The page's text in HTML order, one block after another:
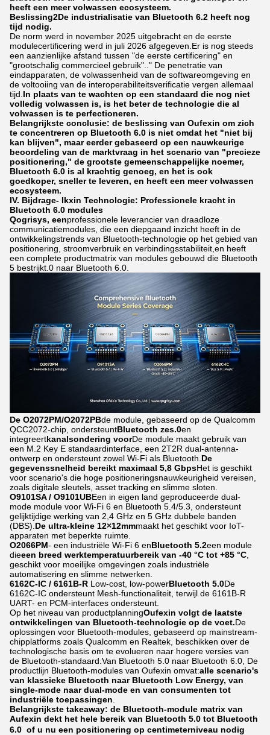
heeft een meer volwassen ecosysteem.
Beslissing2De industrialisatie van Bluetooth 6.2 heeft nog
tijd nodig.
De norm werd in november 2025 uitgebracht en de eerste
modulecertificering werd in juli 2026 afgegeven.Er is nog steeds
een aanzienlijke afstand tussen "de eerste certificering" en
"grootschalig commercieel gebruik".." De penetratie van
eindapparaten, de volwassenheid van de softwareomgeving en
de voltooiing van de interoperabiliteitsverificatie vergen allemaal
tijd. In plaats van te wachten op een standaard die nog niet
volledig volwassen is, is het beter de technologie die al
volwassen is te perfectioneren.
Belangrijkste conclusie: de beslissing van Oufexin om zich
te concentreren op Bluetooth 6.0 is niet omdat het "niet bij
kan blijven", maar eerder gebaseerd op een nauwkeurige
beoordeling van de marktvraag in het scenario van "precieze
positionering," de grootste gemeenschappelijke noemer,
Bluetooth 6.0 is al krachtig genoeg, en het is ook
goedkoper, sneller te leveren, en heeft een meer volwassen
ecosysteem.
IV. Bijdrage- Ikxin Technologie: Professionele kracht in
Bluetooth 6.0 modules
Qogrisys, eenprofessionele leverancier van draadloze
communicatiemodules, die een diepgaand inzicht heeft in de
ontwikkelingstrends van Bluetooth-technologie op het gebied van
positionering, stroomverbruik en verbindingsstabiliteit,en heeft
een complete productmatrix van modules gebouwd die Bluetooth
5 bestrijkt.0 naar Bluetooth 6.0.
De O2072PM/O2072PBde module, gebaseerd op de Qualcomm
QCC2072-chip, ondersteuntBluetooth zes.0en
integreertkanalsondering voorDe module maakt gebruik van
een M.2 Key E standaardinterface, een 2T2R dual-antenna-
ontwerp en ondersteunt zowel Wi-Fi als Bluetooth. De
gegevenssnelheid bereikt maximaal 5,8 GbpsHet is geschikt
voor scenario's die hoge positioneringsnauwkeurigheid vereisen,
zoals digitale sleutels, asset tracking en slimme sloten.
O9101SA / O9101UBEen in eigen land geproduceerde dual-
mode module voor Wi-Fi 6 en Bluetooth 5.4/5.3, ondersteunt
gelijktijdige werking van 2,4 GHz en 5 GHz dubbele banden
(DBS). De ultra-kleine 12×12mmmaakt het geschikt voor IoT-
apparaten met beperkte ruimte.
O2066PM- een industriële Wi-Fi 6 enBluetooth 5.2een module
dieeen breed werktemperatuurbereik van -40 °C tot +85 °C
geschikt voor moeilijke omgevingen zoals industriële
automatisering en slimme netwerken.
6162C-IC / 6161B-R Low-cost, low-powerBluetooth 5.0De
6162C-IC ondersteunt Mesh-functionaliteit, terwijl de 6161B-R
UART- en PCM-interfaces ondersteunt.
Op het niveau van productplanningOufexin volgt de laatste
ontwikkelingen van Bluetooth-technologie op de voet.De
oplossingen voor Bluetooth-modules, gebaseerd op mainstream-
chipplatforms zoals Qualcomm en Realtek, beschikken over de
technologische basis om te evolueren naar hogere versies van
de Bluetooth-standaard.Van Bluetooth 5.0 naar Bluetooth 6.0, De
productlijn Bluetooth-modules van Oufexin omvat:alle scenario's
van klassieke Bluetooth naar Bluetooth Low Energy, van
single-mode naar dual-mode en van consumenten tot
industriële toepassingen
Belangrijkste takeaway: de Bluetooth-module matrix van
Aufexin dekt het hele bereik van Bluetooth 5.0 tot Bluetooth
6.0  of u nu een positionering op centimeterniveau nodig